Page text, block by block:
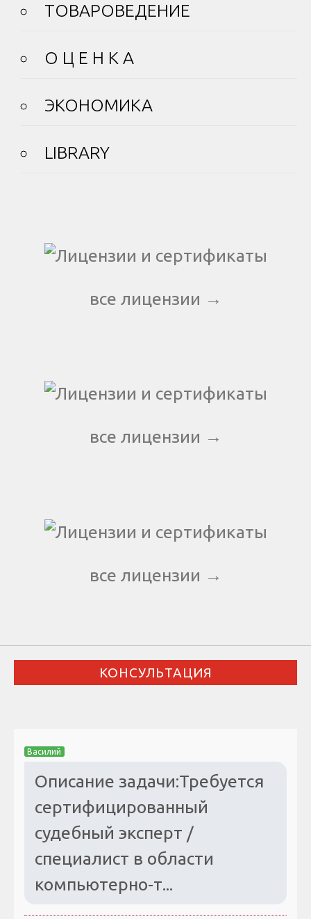
ТОВАРОВЕДЕНИЕ
О Ц Е Н К А
ЭКОНОМИКА
LIBRARY
все лицензии →
все лицензии →
все лицензии →
КОНСУЛЬТАЦИЯ
Василий
Описание задачи:Требуется
сертифицированный
судебный эксперт /
специалист в области
компьютерно-т...